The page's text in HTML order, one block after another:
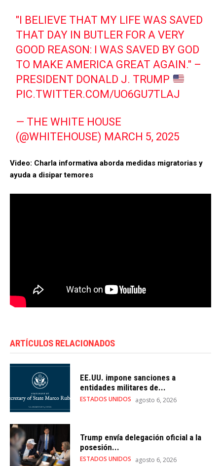
"I BELIEVE THAT MY LIFE WAS SAVED
THAT DAY IN BUTLER FOR A VERY
GOOD REASON: I WAS SAVED BY GOD
TO MAKE AMERICA GREAT AGAIN." –
PRESIDENT DONALD J. TRUMP
PIC.TWITTER.COM/UO6GU7TLAJ
— THE WHITE HOUSE
(@WHITEHOUSE) MARCH 5, 2025
Video: Charla informativa aborda medidas migratorias y
ayuda a disipar temores
ARTÍCULOS RELACIONADOS
EE.UU. impone sanciones a
entidades militares de...
ESTADOS UNIDOS agosto 6, 2026
Trump envía delegación oficial a la
posesión...
ESTADOS UNIDOS agosto 6, 2026